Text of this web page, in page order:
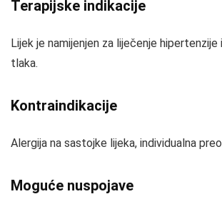
Terapijske indikacije
Lijek je namijenjen za liječenje
tlaka.
Kontraindikacije
Alergija na sastojke lijeka, individualna
Moguće nuspojave